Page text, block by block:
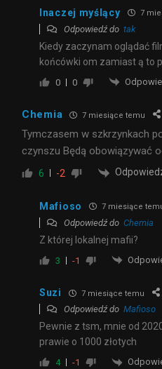
Inaczej myślący 7
Odpowiedź do tak
Kiedy zaczynam oglądać
końcówki om zamiast ą to
0 0
Chemia 7 miesiące temu
Tymczasem w szkrzynkach
czynszu Będą obowiązywać
6 -2
Mafioso 7 miesiące
Odpowiedź do Chemia
Z której lokalnej mafii?
3 -1
Suzi 7 miesiące temu
Odpowiedź do Mafioso
Pewnie z tsm, mnie od
prawie o 1000 złotych
4 -1